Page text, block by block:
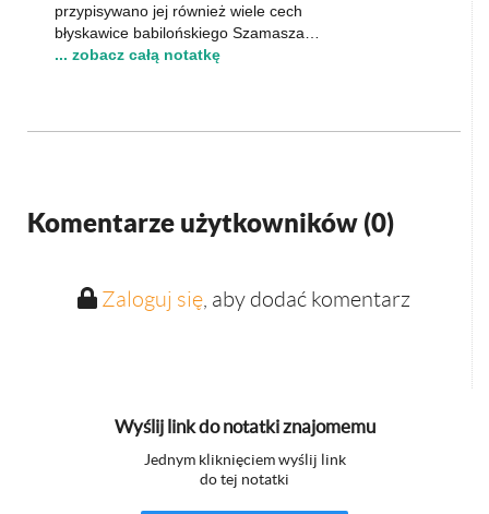
przypisywano jej również wiele cech
błyskawice babilońskiego Szamasza…
... zobacz całą notatkę
Komentarze użytkowników (0)
Zaloguj się, aby dodać komentarz
Wyślij link do notatki znajomemu
Jednym kliknięciem wyślij link
do tej notatki